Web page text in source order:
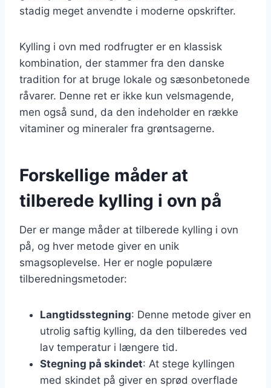
stadig meget anvendte i moderne opskrifter.
Kylling i ovn med rodfrugter er en klassisk
kombination, der stammer fra den danske
tradition for at bruge lokale og sæsonbetonede
råvarer. Denne ret er ikke kun velsmagende,
men også sund, da den indeholder en række
vitaminer og mineraler fra grøntsagerne.
Forskellige måder at
tilberede kylling i ovn på
Der er mange måder at tilberede kylling i ovn
på, og hver metode giver en unik
smagsoplevelse. Her er nogle populære
tilberedningsmetoder:
Langtidsstegning: Denne metode giver en
utrolig saftig kylling, da den tilberedes ved
lav temperatur i længere tid.
Stegning på skindet: At stege kyllingen
med skindet på giver en sprød overflade